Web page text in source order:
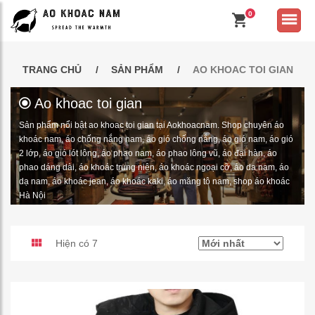
0
TRANG CHỦ SẢN PHẨM AO KHOAC TOI GIAN
Ao khoac toi gian
Sản phẩm nổi bật ao khoac toi gian tại Aokhoacnam. Shop chuyên áo
khoác nam, áo chống nắng nam, áo gió chống nắng, áo gió nam, áo gió
2 lớp, áo gió lót lông, áo phao nam, áo phao lông vũ, áo đại hàn, áo
phao dáng dài, áo khoác trung niên, áo khoác ngoại cỡ, áo da nam, áo
dạ nam, áo khoác jean, áo khoác kaki, áo măng tô nam, shop áo khoác
Hà Nội
Hiện có 7